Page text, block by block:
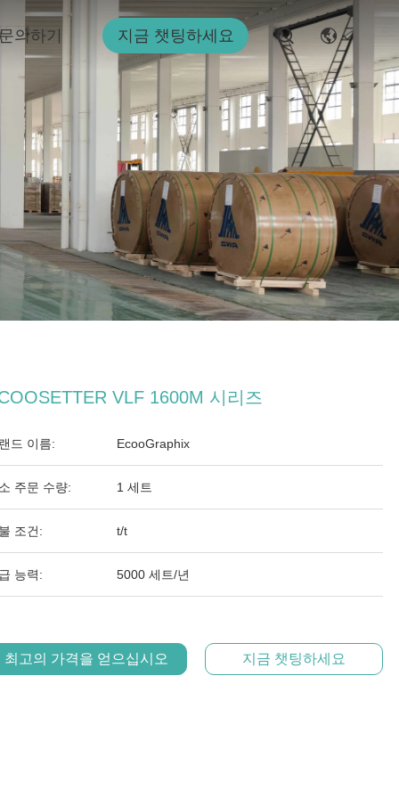
의하기 지금 챗팅하세요
VLF 1600M 시리즈
드 이름: EcooGraphix
주문 수량: 1 세트
조건: t/t
능력: 5000 세트/년
최고의 가격을 얻으십시오 지금 챗팅하세요